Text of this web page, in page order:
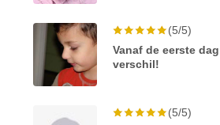
(5/5)
Vanaf de eerste
verschil!
(5/5)